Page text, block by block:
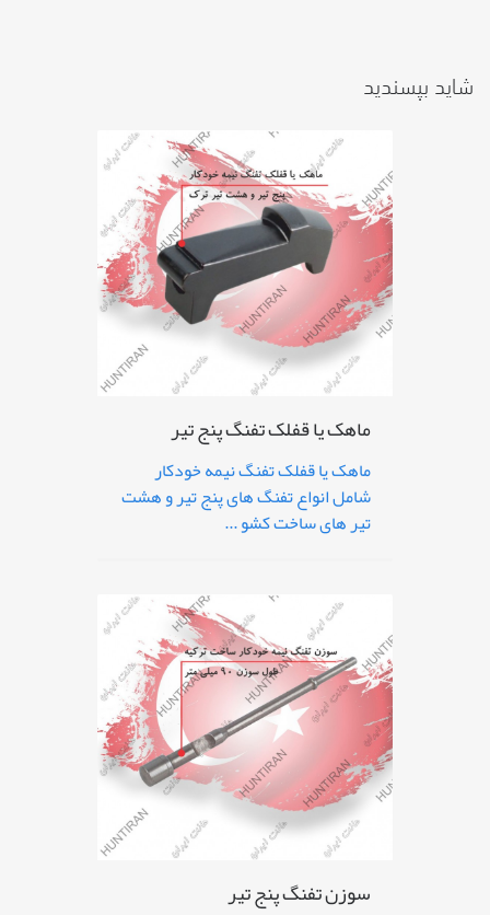
شاید بپسندید
ماهک یا قفلک تفنگ پنج تیر
ماهک یا قفلک تفنگ نیمه خودکار
شامل انواع تفنگ های پنج تیر و هشت
تیر های ساخت کشو ...
سوزن تفنگ پنج تیر